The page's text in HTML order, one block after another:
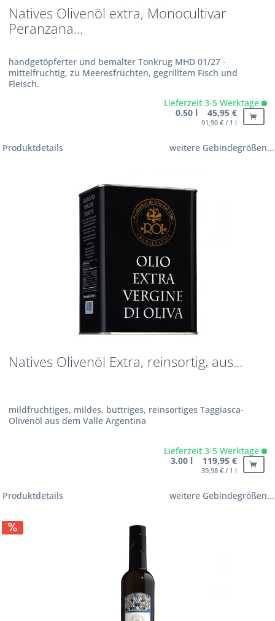
Natives Olivenöl extra, Monocultivar
Peranzana...
handgetöpferter und bemalter Tonkrug MHD 01/27 -
mittelfruchtig, zu Meeresfrüchten, gegrilltem Fisch und
Fleisch.
Lieferzeit 3-5 Werktage
0.50 l 45,95 €
91,90 € / 1 l
Produktdetails weitere Gebindegrößen...
Natives Olivenöl Extra, reinsortig, aus...
mildfruchtiges, mildes, buttriges, reinsortiges Taggiasca-
Olivenöl aus dem Valle Argentina
Lieferzeit 3-5 Werktage
3.00 l 119,95 €
39,98 € / 1 l
Produktdetails weitere Gebindegrößen...